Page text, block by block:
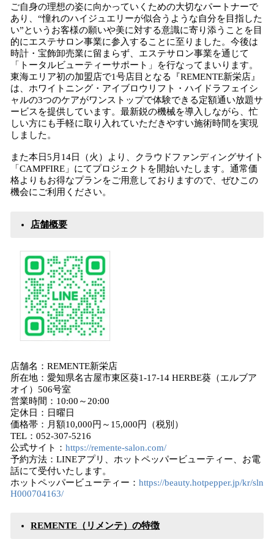
ご自身の理想の姿に向かっていくための大切なパートナーで
あり、“憧れのハイジュエリーが似合うような自分を目指した
い”というお客様の願いや美に対する意識に寄り添うことを目
的にエステサロン事業に参入することに至りました。今後は
時計・宝飾卸売業に留まらず、エステサロン事業を通じて
「トータルビューティーサポート」を行なってまいります。
東海エリア初の加盟店で1号店目となる『REMENTE新栄店』
は、ホワイトニング・アイブロウリフト・ハイドラフェイシ
ャルの3つのケアがワンストップで体験できる定額通い放題サ
ービスを提供しています。最新鋭の機械を導入しながら、忙
しい方にも手軽に取り入れていただきやすい施術時間を実現
しました。
また本日5月14日（火）より、クラウドファンディングサイト
「CAMPFIRE」にてプロジェクトを開始いたします。通常価
格よりもお得なプランをご用意しておりますので、ぜひこの
機会にご利用ください。
店舗概要
店舗名：REMENTE新栄店
所在地：愛知県名古屋市東区葵1-17-14 HERBE葵（エルブア
オイ）506号室
営業時間：10:00～20:00
定休日：日曜日
価格帯：月額10,000円～15,000円（税別）
TEL：052-307-5216
公式サイト： https://remente-salon.com/
予約方法：LINEアプリ、ホットペッパービューティー、お電
話にて受付いたします。
ホットペッパービューティー： https://beauty.hotpepper.jp/kr/sln
H000704163/
REMENTE（リメンテ）の特徴